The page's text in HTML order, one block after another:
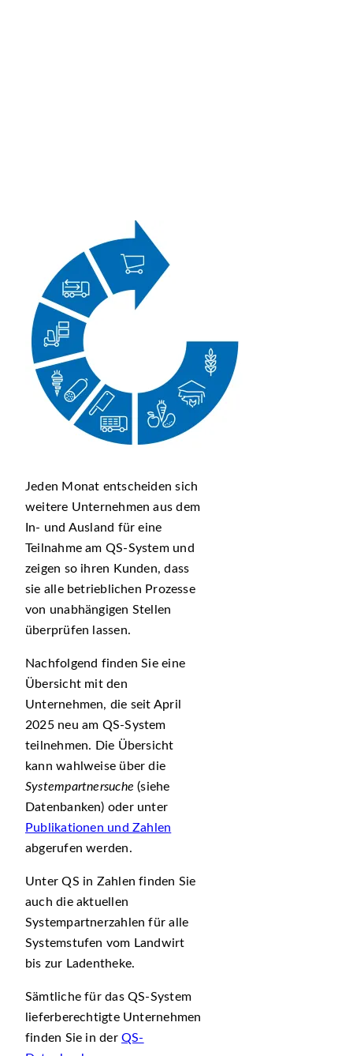
Jeden Monat entscheiden sich
weitere Unternehmen aus dem
In- und Ausland für eine
Teilnahme am QS-System und
zeigen so ihren Kunden, dass
sie alle betrieblichen Prozesse
von unabhängigen Stellen
überprüfen lassen.
Nachfolgend finden Sie eine
Übersicht mit den
Unternehmen, die seit April
2025 neu am QS-System
teilnehmen. Die Übersicht
kann wahlweise über die
Systempartnersuche(siehe
Datenbanken) oder unter
Publikationen und Zahlen
abgerufen werden.
Unter QS in Zahlen finden Sie
auch die aktuellen
Systempartnerzahlen für alle
Systemstufen vom Landwirt
bis zur Ladentheke.
Sämtliche für das QS-System
lieferberechtigte Unternehmen
finden Sie in der QS-